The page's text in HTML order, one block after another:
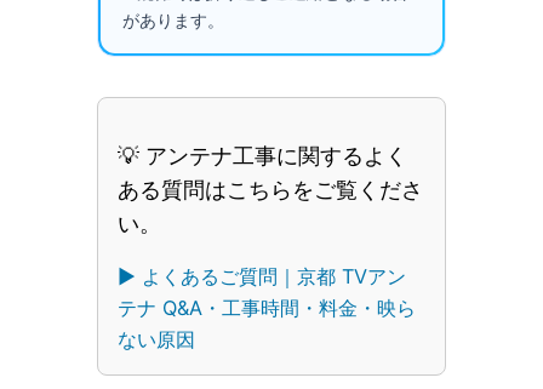
があります。
💡 アンテナ工事に関するよく
ある質問はこちらをご覧くださ
い。
▶︎ よくあるご質問｜京都 TVアン
テナ Q&A・工事時間・料金・映ら
ない原因